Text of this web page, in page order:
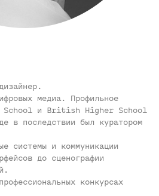
медиа. Профильное
School и British Higher School
в последствии был куратором
системы и коммуникации
до сценографии
конкурсах